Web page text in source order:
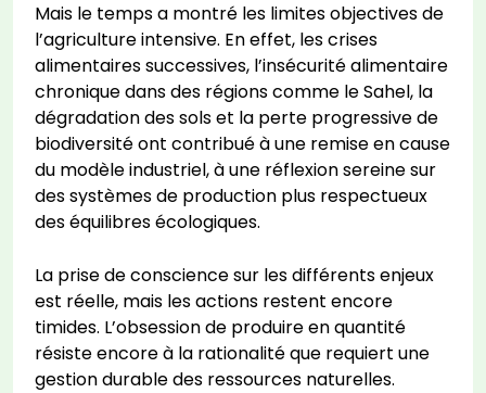
Mais le temps a montré les limites objectives de
l’agriculture intensive. En effet, les crises
alimentaires successives, l’insécurité alimentaire
chronique dans des régions comme le Sahel, la
dégradation des sols et la perte progressive de
biodiversité ont contribué à une remise en cause
du modèle industriel, à une réflexion sereine sur
des systèmes de production plus respectueux
des équilibres écologiques.
La prise de conscience sur les différents enjeux
est réelle, mais les actions restent encore
timides. L’obsession de produire en quantité
résiste encore à la rationalité que requiert une
gestion durable des ressources naturelles.